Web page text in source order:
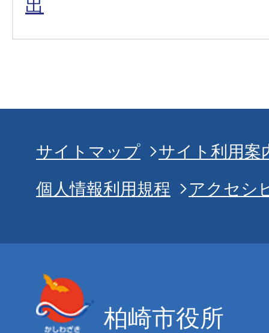
サイトマップ
サイト利用案
個人情報利用規程
アクセシ
柏崎市役所